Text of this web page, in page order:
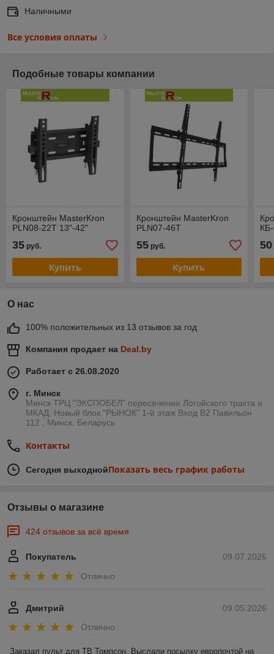
Наличными
Все условия оплаты
Подобные товары компании
Кронштейн MasterKron
PLN08-22T 13"-42"
35 руб.
Купить
Кронштейн MasterKron
PLN07-46T
55руб.
Купить
50
О нас
100% положительных из 13 отзывов за год
Компания продает на Deal.by
Работает с 26.08.2020
г. Минск
Минск ТРЦ "ЭКСПОБЕЛ" пересечение Логойского тракта и
МКАД, Новый блок "РЫНОК" 1-й этаж Вход B2 Павильон
112 , Минск, Беларусь
Контакты
Сегодня выходнойПоказать весь график работы
Отзывы о магазине
424 отзывов за всё время
09.07.2026
Покупатель
Отлично
09.05.2026
Дмитрий
Отлично
Заказал пульт для ТВ Томпсон. Выслали посылку европочтой на